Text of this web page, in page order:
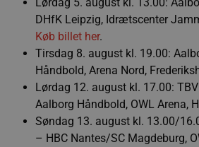
DHfK Leipzig, Idrætscenter
Køb billet her.
Tirsdag 8. august kl. 19.00:
Håndbold, Arena Nord,
Lørdag 12. august kl. 17.00:
Aalborg Håndbold, OWL Arena,
Søndag 13. august kl. 13.00/
– HBC Nantes/SC Magdeburg,